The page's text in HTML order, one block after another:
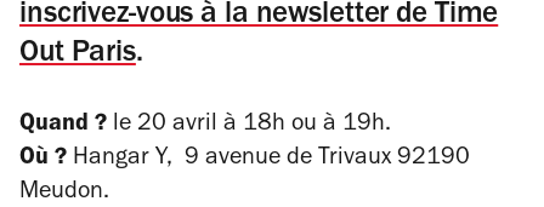
inscrivez-vous à la newsletter de Time
Out Paris.
Quand ? le 20 avril à 18h ou à 19h.
Où ? Hangar Y, 9 avenue de Trivaux 92190
Meudon.